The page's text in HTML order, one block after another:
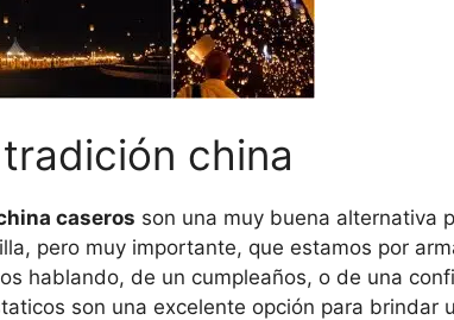
china
caseros son una muy buena alternativa
pero muy importante, que estamos por
hablando, de un cumpleaños, o de una
son una excelente opción para brindar